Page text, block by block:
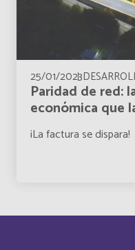
25/01/2023
Paridad de red:
económica que
¡La factura se dispara!
Bangladesh
Barbade